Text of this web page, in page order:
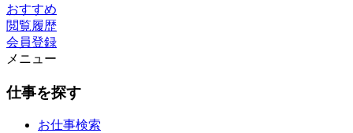
おすすめ
閲覧履歴
会員登録
メニュー
仕事を探す
お仕事検索